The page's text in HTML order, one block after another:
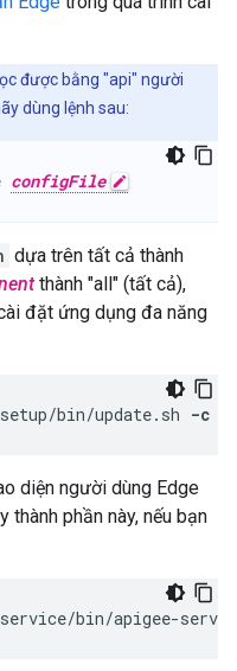
được bằng "api" người
dùng lệnh sau:
configFile
dựa trên tất cả thành
thành "all" (tất cả),
đặt ứng dụng đa năng
bin/update.sh -c
diện người dùng Edge
thành phần này, nếu bạn
bin/apigee-